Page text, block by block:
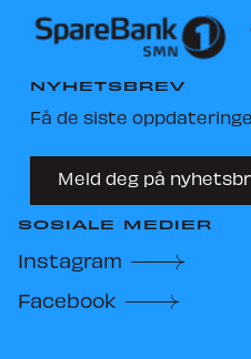
NYHETSBREV
Få de siste
Meld deg på
SOSIALE MEDIER
Instagram
Facebook